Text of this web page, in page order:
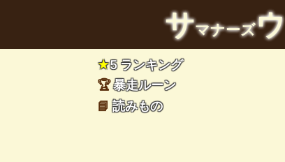
サマナーズウ
★5 ランキング
🏆暴走ルーン
📘読みもの